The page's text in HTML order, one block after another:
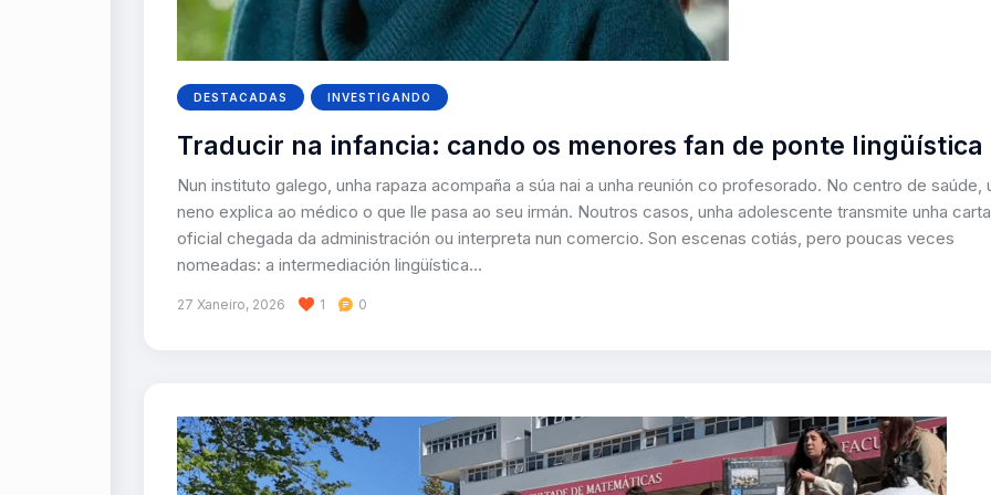
DESTACADAS INVESTIGANDO
Traducir na infancia: cando os menores fan de ponte lingüística
Nun instituto galego, unha rapaza acompaña a súa nai a unha reunión co profesorado. No centro de saúde,
neno explica ao médico o que lle pasa ao seu irmán. Noutros casos, unha adolescente transmite unha carta
oficial chegada da administración ou interpreta nun comercio. Son escenas cotiás, pero poucas veces
nomeadas: a intermediación lingüística…
27 Xaneiro, 2026 1 0